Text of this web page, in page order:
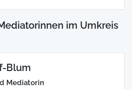
im Umkreis
Blum
Mediatorin